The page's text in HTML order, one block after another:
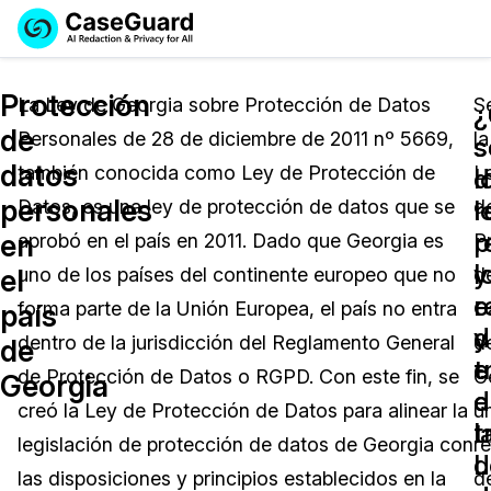
Licencia de CaseGuard Studio
Precios de Redacción a Pedido
Soluciones
Redacción de vídeos
Redacción de documentos
Redacción de audio
Redacción de imágenes
Transcripción y Traducción
Industrias
Cuerpos Policiales
Transportación
Educación
El Gobierno
Precios
Recursos
Preguntas Frecuentes
Artículos
Casos Practicos
Eventos
Demo
English
Español
Protección
de
datos
personales
en
el
país
de
Georgia
La Ley de Georgia sobre Protección de Datos
Personales de 28 de diciembre de 2011 nº 5669,
también conocida como Ley de Protección de
Datos, es una ley de protección de datos que se
aprobó en el país en 2011. Dado que Georgia es
uno de los países del continente europeo que no
forma parte de la Unión Europea, el país no entra
dentro de la jurisdicción del Reglamento General
de Protección de Datos o RGPD. Con este fin, se
creó la Ley de Protección de Datos para alinear la
legislación de protección de datos de Georgia con
las disposiciones y principios establecidos en la
y
la
y